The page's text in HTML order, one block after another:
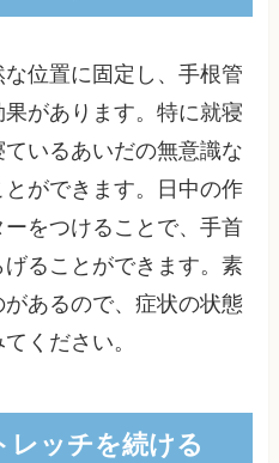
位置に固定し、手根管
があります。特に就寝
いるあいだの無意識な
ができます。日中の作
をつけることで、手首
ることができます。素
あるので、症状の状態
ください。
レッチを続ける